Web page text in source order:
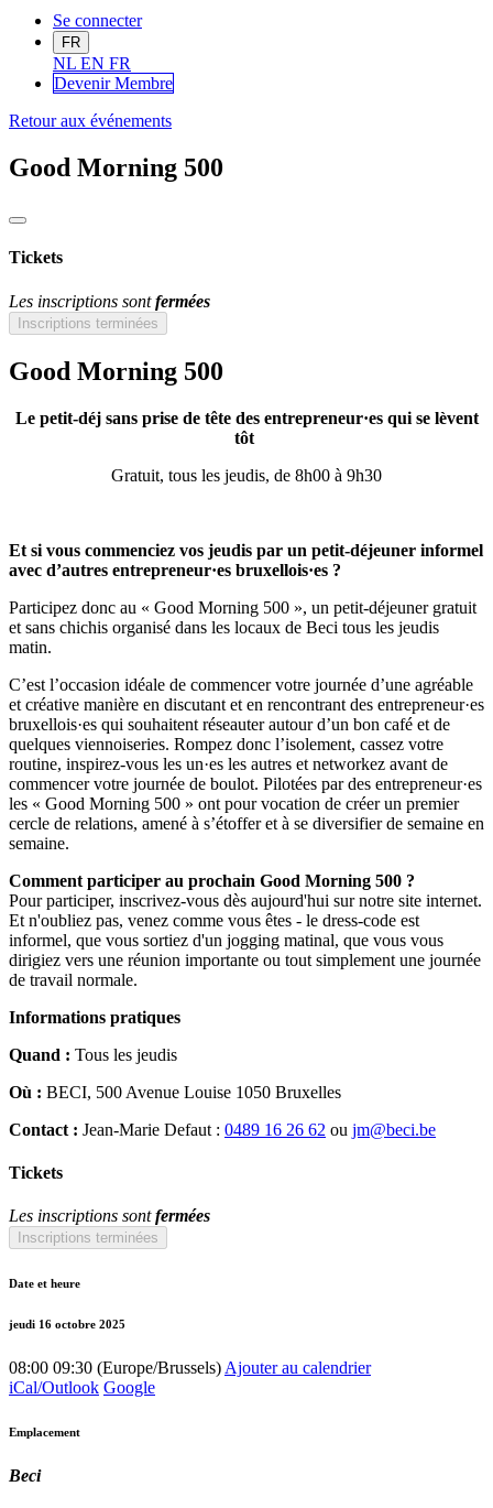
Se connecter
FR
NL EN FR
Devenir Membre
Retour aux événements
Good Morning 500
Tickets
Les inscriptions sontfermées
Inscriptions terminées
Good Morning 500
Le petit-déj sans prise de tête des entrepreneur·es qui se lèvent
tôt
Gratuit, tous les jeudis, de 8h00 à 9h30
Et si vous commenciez vos jeudis par un petit-déjeuner informel
avec d’autres entrepreneur·es bruxellois·es ?
Participez donc au « Good Morning 500 », un petit-déjeuner gratuit
et sans chichis organisé dans les locaux de Beci tous les jeudis
matin.
C’est l’occasion idéale de commencer votre journée d’une agréable
et créative manière en discutant et en rencontrant des entrepreneur·es
bruxellois·es qui souhaitent réseauter autour d’un bon café et de
quelques viennoiseries. Rompez donc l’isolement, cassez votre
routine, inspirez-vous les un·es les autres et networkez avant de
commencer votre journée de boulot. Pilotées par des entrepreneur·es
les « Good Morning 500 » ont pour vocation de créer un premier
cercle de relations, amené à s’étoffer et à se diversifier de semaine en
semaine.
Comment participer au prochain Good Morning 500 ?
Pour participer, inscrivez-vous dès aujourd'hui sur notre site internet.
Et n'oubliez pas, venez comme vous êtes - le dress-code est
informel, que vous sortiez d'un jogging matinal, que vous vous
dirigiez vers une réunion importante ou tout simplement une journée
de travail normale.
Informations pratiques
Quand : Tous les jeudis
Où : BECI, 500 Avenue Louise 1050 Bruxelles
Contact : Jean-Marie Defaut : 0489 16 26 62 ou jm@beci.be
Tickets
Les inscriptions sontfermées
Inscriptions terminées
Date et heure
jeudi 16 octobre 2025
08:00 09:30 (Europe/Brussels) Ajouter au calendrier
iCal/Outlook Google
Emplacement
Beci